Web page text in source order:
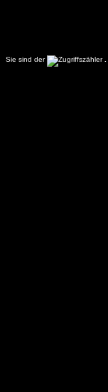
Sie sind der